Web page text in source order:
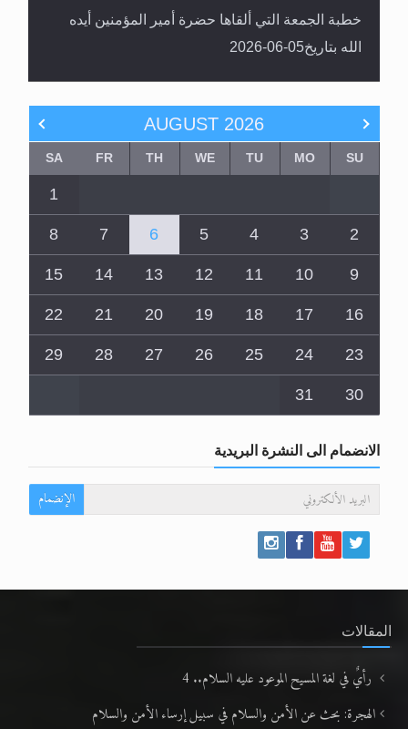
خطبة الجمعة التي ألقاها حضرة أمير المؤمنين أيده
الله بتاريخ05-06-2026
AUGUST 2026
SU
MO
TU
WE
TH
FR
SA
1
2
3
4
5
6
7
8
9
10
11
12
13
14
15
16
17
18
19
20
21
22
23
24
25
26
27
28
29
30
31
الانضمام الى النشرة البريدية
الإنضمام
المقالات
رأيٌ في لغة المسيح الموعود عليه السلام.. 4
الهجرة: بحث عن الأمن والسلام في سبيل إرساء الأمن والسلام